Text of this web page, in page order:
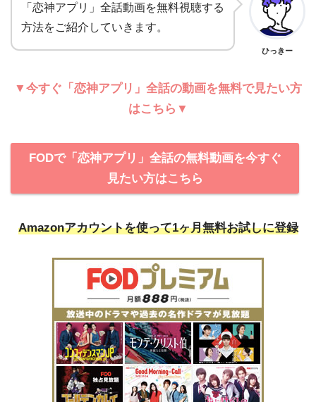
「恋神アプリ」全話動画を無料視聴する
方法をご紹介していきます。
ひっきー
▼今すぐ「恋神アプリ」全話の動画を無料で見たい方
はこちら▼
FODで「恋神アプリ」全話の無料動画を今すぐ
見たい方はこちら
Amazonアカウントを使って1ヶ月無料お試しに登録